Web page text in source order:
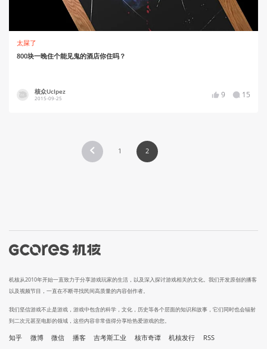
太屎了
800块一晚住个能见鬼的酒店你住吗？
核众UcIpez
2015-09-25 9 15
1 2
机核从2010年开始一直致力于分享游戏玩家的生活，以及深入探讨游戏相关的文化。我们开发原创的播客
以及视频节目，一直在不断寻找民间高质量的内容创作者。
我们坚信游戏不止是游戏，游戏中包含的科学，文化，历史等各个层面的知识和故事，它们同时也会辐射
到二次元甚至电影的领域，这些内容非常值得分享给热爱游戏的您。
知乎 微博 微信 播客 吉考斯工业 核市奇谭 机核发行 RSS